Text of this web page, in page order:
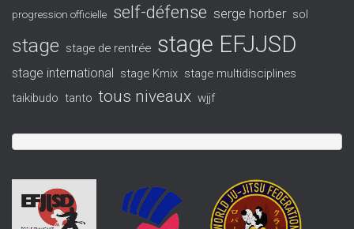
progression officielle self-défense serge horber sol
stage stage de rentrée stage EFJJSD
stage international stage Kmix stage multidisciplines
taikibudo tanto tous niveaux wjjf